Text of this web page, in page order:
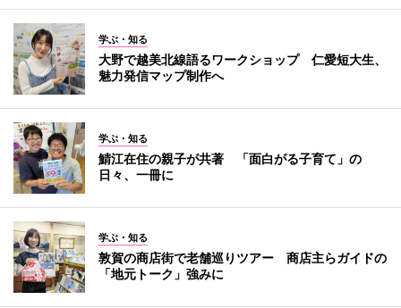
学ぶ・知る
大野で越美北線語るワークショップ 仁愛短大生、
魅力発信マップ制作へ
学ぶ・知る
鯖江在住の親子が共著 「面白がる子育て」の
日々、一冊に
学ぶ・知る
敦賀の商店街で老舗巡りツアー 商店主らガイドの
「地元トーク」強みに